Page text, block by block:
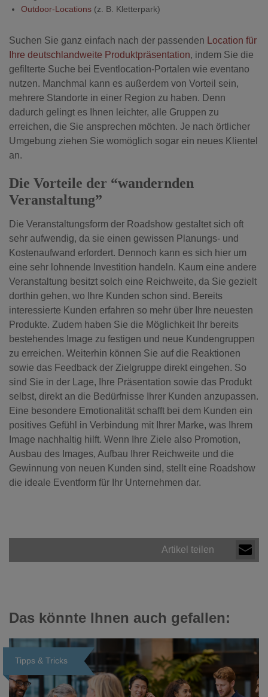
Outdoor-Locations (z. B. Kletterpark)
Suchen Sie ganz einfach nach der passenden
Location für
Ihre deutschlandweite Produktpräsentation, indem Sie die
gefilterte Suche bei Eventlocation-Portalen wie eventano
nutzen. Manchmal kann es außerdem von Vorteil sein,
mehrere Standorte in einer Region zu haben. Denn
dadurch gelingt es Ihnen leichter, alle Gruppen zu
erreichen, die Sie ansprechen möchten. Je nach örtlicher
Umgebung ziehen Sie womöglich sogar ein neues Klientel
an.
Die Vorteile der “wandernden
Veranstaltung”
Die Veranstaltungsform der Roadshow gestaltet sich oft
sehr aufwendig, da sie einen gewissen Planungs- und
Kostenaufwand erfordert. Dennoch kann es sich hier um
eine sehr lohnende Investition handeln. Kaum eine andere
Veranstaltung besitzt solch eine Reichweite, da Sie gezielt
dorthin gehen, wo Ihre Kunden schon sind. Bereits
interessierte Kunden erfahren so mehr über Ihre neuesten
Produkte. Zudem haben Sie die Möglichkeit Ihr bereits
bestehendes Image zu festigen und neue Kundengruppen
zu erreichen. Weiterhin können Sie auf die Reaktionen
sowie das Feedback der Zielgruppe direkt eingehen. So
sind Sie in der Lage, Ihre Präsentation sowie das Produkt
selbst, direkt an die Bedürfnisse Ihrer Kunden anzupassen.
Eine besondere Emotionalität schafft bei dem Kunden ein
positives Gefühl in Verbindung mit Ihrer Marke, was Ihrem
Image nachhaltig hilft. Wenn Ihre Ziele also Promotion,
Ausbau des Images, Aufbau Ihrer Reichweite und die
Gewinnung von neuen Kunden sind, stellt eine Roadshow
die ideale Eventform für Ihr Unternehmen dar.
Artikel teilen
Das könnte Ihnen auch gefallen:
Tipps & Tricks